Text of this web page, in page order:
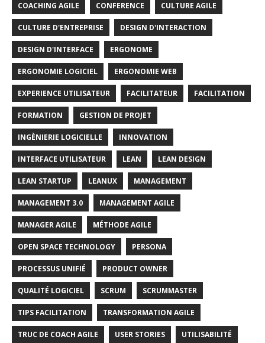
COACHING AGILE CONFERENCE CULTURE AGILE
CULTURE D'ENTREPRISE DESIGN D'INTERACTION
DESIGN D'INTERFACE ERGONOME
ERGONOMIE LOGICIEL ERGONOMIE WEB
EXPERIENCE UTILISATEUR FACILITATEUR FACILITATION
FORMATION GESTION DE PROJET
INGÈNIERIE LOGICIELLE INNOVATION
INTERFACE UTILISATEUR LEAN LEAN DESIGN
LEAN STARTUP LEANUX MANAGEMENT
MANAGEMENT 3.0 MANAGEMENT AGILE
MANAGER AGILE MÉTHODE AGILE
OPEN SPACE TECHNOLOGY PERSONA
PROCESSUS UNIFIÉ PRODUCT OWNER
QUALITÉ LOGICIEL SCRUM SCRUMMASTER
TIPS FACILITATION TRANSFORMATION AGILE
TRUC DE COACH AGILE USER STORIES UTILISABILITÉ